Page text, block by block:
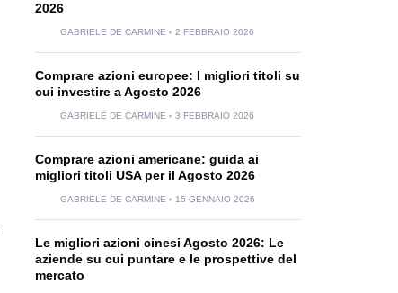
2026
GABRIELE DE CARMINE 2 FEBBRAIO 2026
Comprare azioni europee: I migliori titoli su
cui investire a Agosto 2026
GABRIELE DE CARMINE 3 FEBBRAIO 2026
Comprare azioni americane: guida ai
migliori titoli USA per il Agosto 2026
GABRIELE DE CARMINE 15 GENNAIO 2026
Le migliori azioni cinesi Agosto 2026: Le
aziende su cui puntare e le prospettive del
mercato